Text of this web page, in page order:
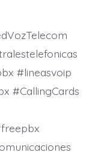
#lineasvoip
#CallingCards